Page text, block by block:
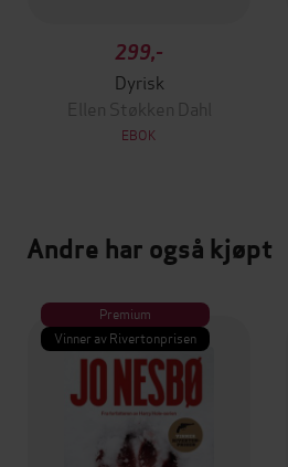
299,-
Dyrisk
Ellen Støkken Dahl
EBOK
Andre har også kjøpt
Premium
Vinner av Rivertonprisen